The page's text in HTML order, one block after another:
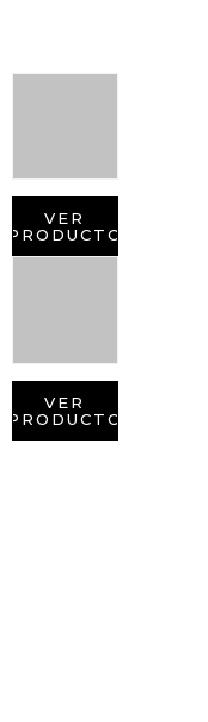
VER
PRODUCTO
VER
PRODUCTO